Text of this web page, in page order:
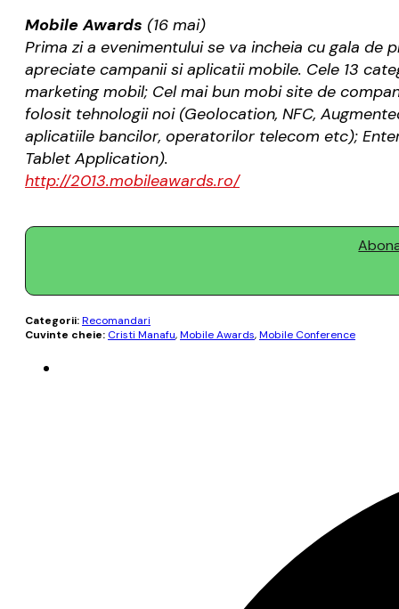
Mobile Awards (16 mai)
Prima zi a evenimentului se va incheia cu gala
apreciate campanii si aplicatii mobile. Cele 13
marketing mobil; Cel mai bun mobi site de
folosit tehnologii noi (Geolocation, NFC,
aplicatiile bancilor, operatorilor telecom etc);
Tablet Application).
http://2013.mobileawards.ro/
Categorii:Recomandari
Cuvinte cheie: Cristi Manafu,Mobile Awards,Mobile Conference